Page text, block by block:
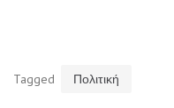
Tagged Πολιτική